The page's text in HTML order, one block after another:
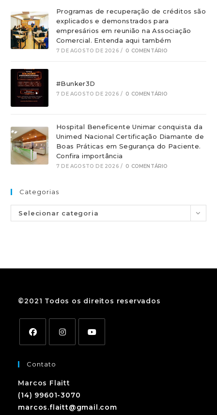
Programas de recuperação de créditos são
explicados e demonstrados para
empresários em reunião na Associação
Comercial. Entenda aqui também
7 DE AGOSTO DE 2026 / 0 COMENTÁRIO
#Bunker3D
7 DE AGOSTO DE 2026 / 0 COMENTÁRIO
Hospital Beneficente Unimar conquista da
Unimed Nacional Certificação Diamante de
Boas Práticas em Segurança do Paciente.
Confira importância
7 DE AGOSTO DE 2026 / 0 COMENTÁRIO
Categorias
Selecionar categoria
©2021 Todos os direitos reservados
Contato
Marcos Flaitt
(14) 99601-3070
marcos.flaitt@gmail.com